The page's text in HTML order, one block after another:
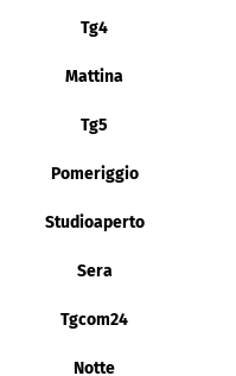
Tg4
Mattina
Tg5
Pomeriggio
Studioaperto
Sera
Tgcom24
Notte